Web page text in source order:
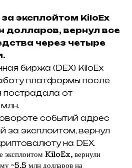
эксплойтом KiloEx
долларов, вернул все
через четыре
биржа (DEX) KiloEx
платформы после
пострадала от
млн.
событий адрес
за эксплоитом, вернул
на DEX.
эксплоитом KiloEx, вернули
~5,5 млн долларов на